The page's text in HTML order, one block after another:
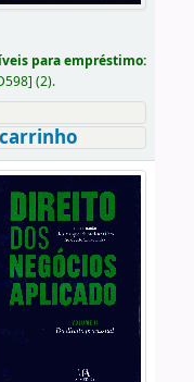
para empréstimo:
] (2).